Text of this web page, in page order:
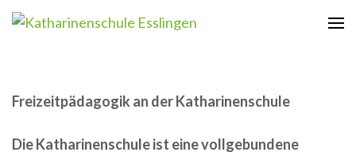
Zum
Inhalt
drücken)
Freizeitpädagogik an der Katharinenschule
Die Katharinenschule ist eine vollgebundene